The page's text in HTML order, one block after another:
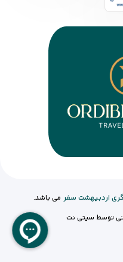
اردبیهشت سفر می باشد.
توسط سیتی نت